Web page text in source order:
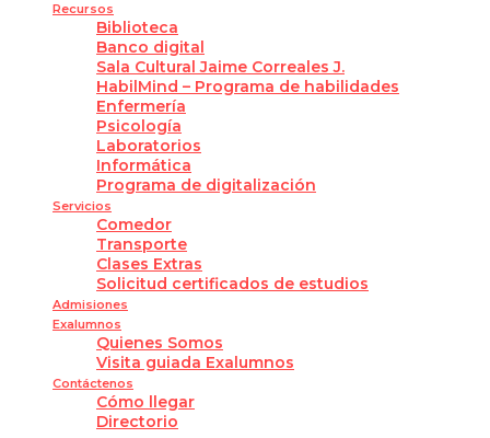
Recursos
Biblioteca
Banco digital
Sala Cultural Jaime Correales J.
HabilMind – Programa de habilidades
Enfermería
Psicología
Laboratorios
Informática
Programa de digitalización
Servicios
Comedor
Transporte
Clases Extras
Solicitud certificados de estudios
Admisiones
Exalumnos
Quienes Somos
Visita guiada Exalumnos
Contáctenos
Cómo llegar
Directorio